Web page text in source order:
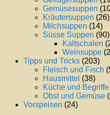
Gemüsesuppen
Kräutersuppen (26)
Milchsuppen (14)
Süsse Suppen (90)
Kaltschalen
Weinsuppe
Tipps und Tricks (203)
Fleisch und Fisch
Hausmittel (38)
Küche und Begriffe
Obst und Gemüse
Vorspeisen (24)